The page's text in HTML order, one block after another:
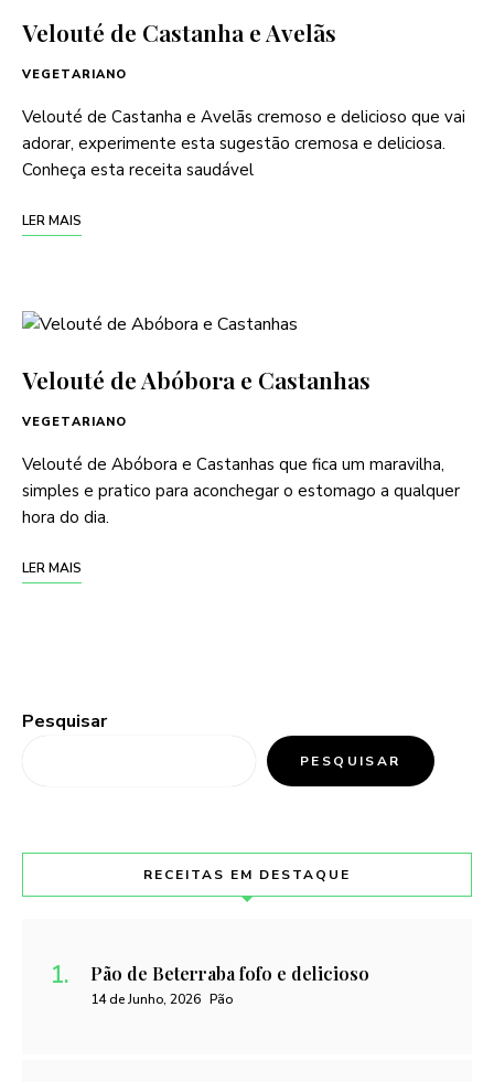
Velouté de Castanha e Avelãs
VEGETARIANO
Velouté de Castanha e Avelãs cremoso e delicioso que vai
adorar, experimente esta sugestão cremosa e deliciosa.
Conheça esta receita saudável
LER MAIS
Velouté de Abóbora e Castanhas
VEGETARIANO
Velouté de Abóbora e Castanhas que fica um maravilha,
simples e pratico para aconchegar o estomago a qualquer
hora do dia.
LER MAIS
Pesquisar
PESQUISAR
RECEITAS EM DESTAQUE
Pão de Beterraba fofo e delicioso
14 de Junho, 2026 Pão